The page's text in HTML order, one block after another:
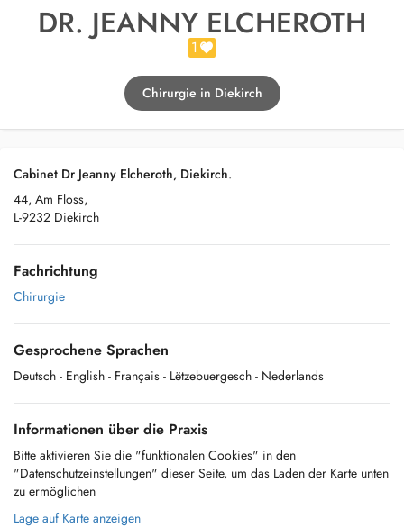
DR. JEANNY ELCHEROTH
1
Chirurgie in Diekirch
Cabinet Dr Jeanny Elcheroth, Diekirch.
44, Am Floss,
L-9232 Diekirch
Fachrichtung
Chirurgie
Gesprochene Sprachen
Deutsch - English - Français - Lëtzebuergesch - Nederlands
Informationen über die Praxis
Bitte aktivieren Sie die "funktionalen Cookies" in den
"Datenschutzeinstellungen" dieser Seite, um das Laden der Karte unten
zu ermöglichen
Lage auf Karte anzeigen